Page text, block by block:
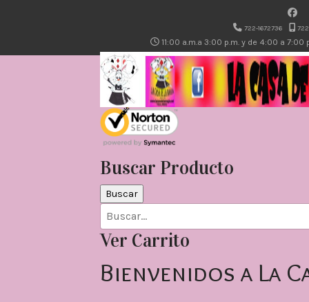
722-1672736
11:00 a.m.a 3:00 p.m. y de 4:00 a 7:00
Buscar Producto
Ver Carrito
Bienvenidos a La